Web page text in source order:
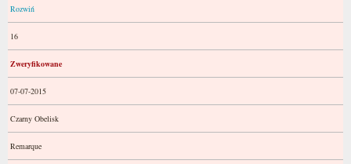
Rozwiń
16
Zweryfikowane
07-07-2015
Czarny Obelisk
Remarque